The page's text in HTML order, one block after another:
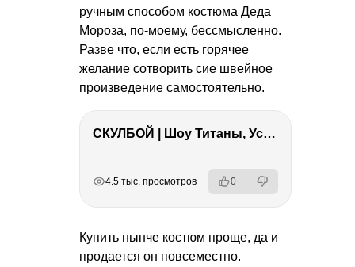
ручным способом костюма Деда
Мороза, по-моему, бессмысленно.
Разве что, если есть горячее
желание сотворить сие швейное
произведение самостоятельно.
СКУЛБОЙ | Шоу Титаны, Усейн Болт, Ларрат, Зашквар!
4.5 тыс. просмотров 0
Купить нынче костюм проще, да и
продается он повсеместно.